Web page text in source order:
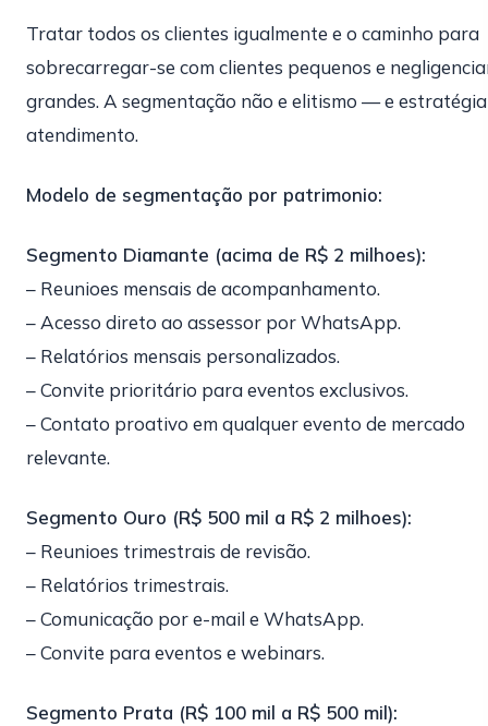
Tratar todos os clientes igualmente e o caminho para
sobrecarregar-se com clientes pequenos e
grandes. A segmentação não e elitismo — e
atendimento.
Modelo de segmentação por patrimonio:
Segmento Diamante (acima de R$ 2 milhoes):
– Reunioes mensais de acompanhamento.
– Acesso direto ao assessor por WhatsApp.
– Relatórios mensais personalizados.
– Convite prioritário para eventos exclusivos.
– Contato proativo em qualquer evento de mercado
relevante.
Segmento Ouro (R$ 500 mil a R$ 2 milhoes):
– Reunioes trimestrais de revisão.
– Relatórios trimestrais.
– Comunicação por e-mail e WhatsApp.
– Convite para eventos e webinars.
Segmento Prata (R$ 100 mil a R$ 500 mil):